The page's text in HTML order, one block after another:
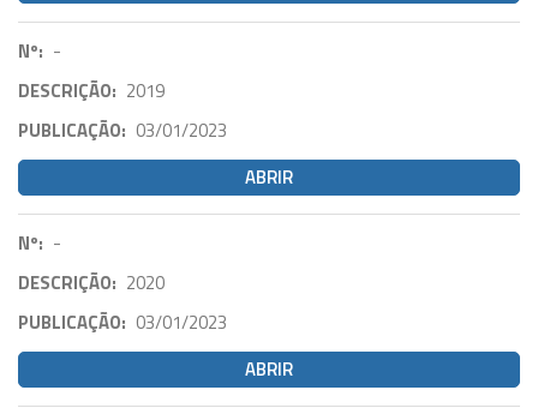
Nº: -
DESCRIÇÃO: 2019
PUBLICAÇÃO: 03/01/2023
ABRIR
Nº: -
DESCRIÇÃO: 2020
PUBLICAÇÃO: 03/01/2023
ABRIR